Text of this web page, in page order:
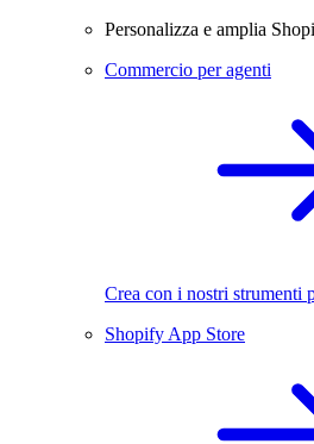
Personalizza e amplia
Commercio per agenti
Crea con i nostri strumenti
Shopify App Store